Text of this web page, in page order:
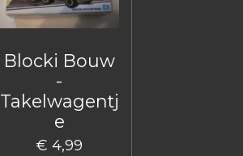
Blocki Bouw
-
Takelwagentj
e
€ 4,99